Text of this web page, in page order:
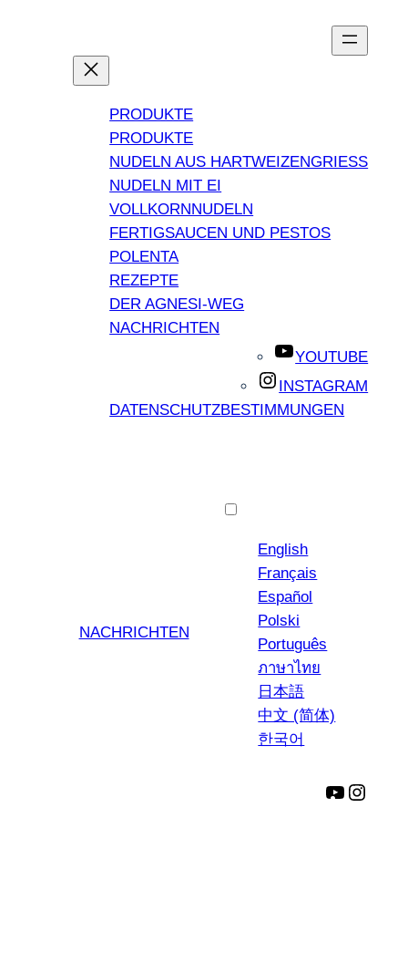
PRODUKTE
PRODUKTE
NUDELN AUS HARTWEIZENGRIESS
NUDELN MIT EI
VOLLKORNNUDELN
FERTIGSAUCEN UND PESTOS
POLENTA
REZEPTE
DER AGNESI-WEG
NACHRICHTEN
YOUTUBE
INSTAGRAM
DATENSCHUTZBESTIMMUNGEN
NACHRICHTEN
English
Français
Español
Polski
Português
ภาษาไทย
日本語
中文 (简体)
한국어
YouTube